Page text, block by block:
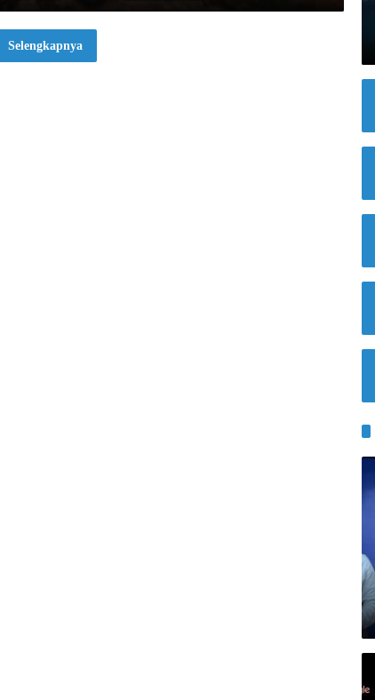
Selengkapnya